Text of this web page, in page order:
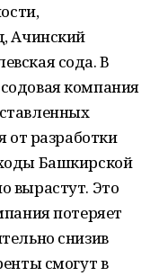
Ачинский
сода. В
компания
от разработки
Башкирской
вырастут. Это
потеряет
снизив
смогут в